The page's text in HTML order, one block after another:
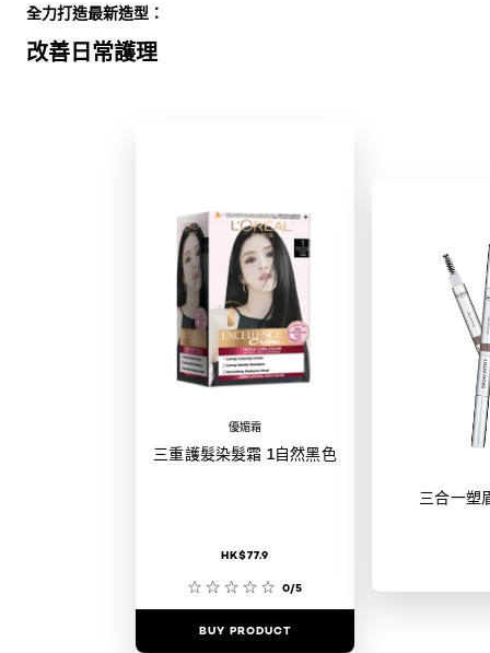
改善日常護理
全力打造最新造型：
優媚霜
三重護髮染髮霜 1自然黑色
HK$77.9
0/5
BUY PRODUCT
三合一塑